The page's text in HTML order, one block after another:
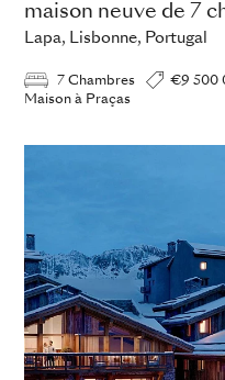
maison neuve de 7
Lapa, Lisbonne, Portugal
7 Chambres
€9 500
Maison à Praças